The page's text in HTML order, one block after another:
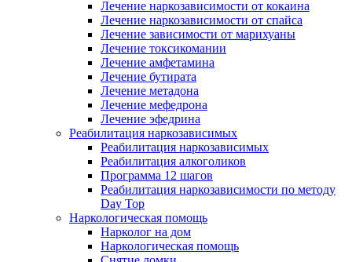
Лечение наркозависимости от кокаина
Лечение наркозависимости от спайса
Лечение зависимости от марихуаны
Лечение токсикомании
Лечение амфетамина
Лечение бутирата
Лечение метадона
Лечение мефедрона
Лечение эфедрина
Реабилитация наркозависимых
Реабилитация наркозависимых
Реабилитация алкоголиков
Программа 12 шагов
Реабилитация наркозависимости по методу
Day Top
Наркологическая помощь
Нарколог на дом
Наркологическая помощь